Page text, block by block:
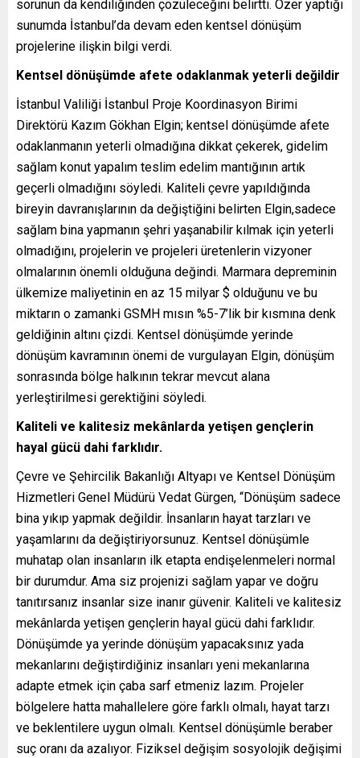
sorunun da kendiliğinden çözüleceğini belirtti. Özer yaptığı
sunumda İstanbul’da devam eden kentsel dönüşüm
projelerine ilişkin bilgi verdi.
Kentsel dönüşümde afete odaklanmak yeterli değildir
İstanbul Valiliği İstanbul Proje Koordinasyon Birimi
Direktörü Kazım Gökhan Elgin; kentsel dönüşümde afete
odaklanmanın yeterli olmadığına dikkat çekerek, gidelim
sağlam konut yapalım teslim edelim mantığının artık
geçerli olmadığını söyledi. Kaliteli çevre yapıldığında
bireyin davranışlarının da değiştiğini belirten Elgin,sadece
sağlam bina yapmanın şehri yaşanabilir kılmak için yeterli
olmadığını, projelerin ve projeleri üretenlerin vizyoner
olmalarının önemli olduğuna değindi. Marmara depreminin
ülkemize maliyetinin en az 15 milyar $ olduğunu ve bu
miktarın o zamanki GSMH mısın %5-7’lik bir kısmına denk
geldiğinin altını çizdi. Kentsel dönüşümde yerinde
dönüşüm kavramının önemi de vurgulayan Elgin, dönüşüm
sonrasında bölge halkının tekrar mevcut alana
yerleştirilmesi gerektiğini söyledi.
Kaliteli ve kalitesiz mekânlarda yetişen gençlerin
hayal gücü dahi farklıdır.
Çevre ve Şehircilik Bakanlığı Altyapı ve Kentsel Dönüşüm
Hizmetleri Genel Müdürü Vedat Gürgen, “Dönüşüm sadece
bina yıkıp yapmak değildir. İnsanların hayat tarzları ve
yaşamlarını da değiştiriyorsunuz. Kentsel dönüşümle
muhatap olan insanların ilk etapta endişelenmeleri normal
bir durumdur. Ama siz projenizi sağlam yapar ve doğru
tanıtırsanız insanlar size inanır güvenir. Kaliteli ve kalitesiz
mekânlarda yetişen gençlerin hayal gücü dahi farklıdır.
Dönüşümde ya yerinde dönüşüm yapacaksınız yada
mekanlarını değiştirdiğiniz insanları yeni mekanlarına
adapte etmek için çaba sarf etmeniz lazım. Projeler
bölgelere hatta mahallelere göre farklı olmalı, hayat tarzı
ve beklentilere uygun olmalı. Kentsel dönüşümle beraber
suç oranı da azalıyor. Fiziksel değişim sosyolojik değişimi